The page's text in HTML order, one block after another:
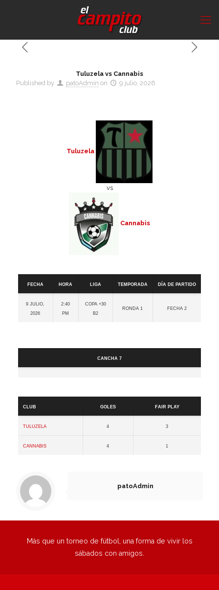
Tuluzela vs Cannabis
Published by
patoAdmin on 9 julio, 2026
Tuluzela
vs
Cannabis
Fecha
Hora Liga Temporada Día de partido
9 julio,
2026
2:40
pm
Copa +30
B2
Ronda 1 Fecha 2
Cancha 7
Club
Goles Fair Play
Tuluzela 4 3
Cannabis 4 1
patoAdmin
Más que un torneo de fútbol, una forma de vivir los
sábados con amigos.